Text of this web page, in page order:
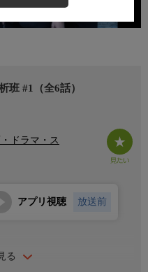
#1（全6話）
ドラマ・ス
る
アプリ視聴 放送前